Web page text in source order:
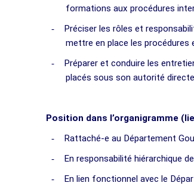
formations aux procédures
-
Préciser les rôles et
mettre en place les procédures
-
Préparer et conduire les
placés sous son autorité
Position dans l’organigramme
- Rattaché-e au Département
- En responsabilité hiérarchique
- En lien fonctionnel avec le